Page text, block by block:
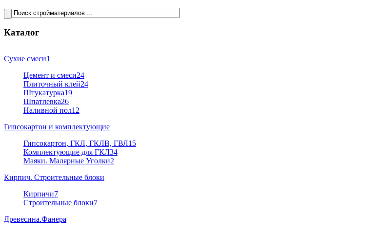
Каталог
Сухие смеси1
Цемент и смеси24
Плиточный клей24
Штукатурка19
Шпатлевка26
Наливной пол12
Гипсокартон и комплектующие
Гипсокартон, ГКЛ, ГКЛВ, ГВЛ15
Комплектующие для ГКЛ34
Маяки. Малярные Уголки2
Кирпич. Строительные блоки
Кирпичи7
Строительные блоки7
Древесина.Фанера